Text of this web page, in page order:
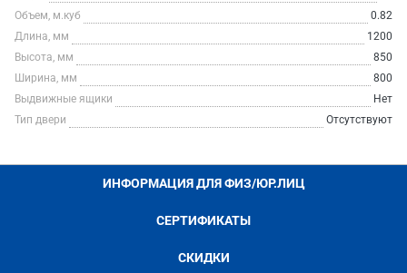
Объем, м.куб
0.82
Длина, мм
1200
Высота, мм
850
Ширина, мм
800
Выдвижные ящики
Нет
Тип двери
Отсутствуют
ИНФОРМАЦИЯ ДЛЯ ФИЗ/ЮР.ЛИЦ
СЕРТИФИКАТЫ
СКИДКИ